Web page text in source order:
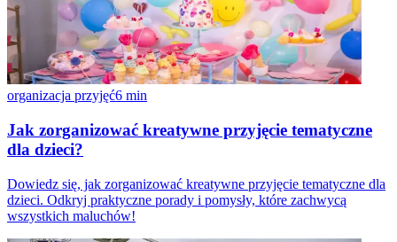
organizacja przyjęć6 min
Jak zorganizować kreatywne przyjęcie tematyczne
dla dzieci?
Dowiedz się, jak zorganizować kreatywne przyjęcie tematyczne dla
dzieci. Odkryj praktyczne porady i pomysły, które zachwycą
wszystkich maluchów!